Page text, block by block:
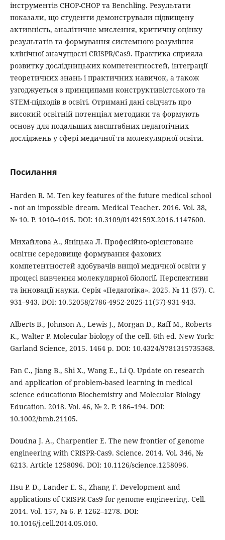
інструментів CHOP-CHOP та Benchling. Результати
показали, що студенти демонстрували підвищену
активність, аналітичне мислення, критичну оцінку
результатів та формування системного розуміння
клінічної значущості CRISPR/Cas9. Практика сприяла
розвитку дослідницьких компетентностей, інтеграції
теоретичних знань і практичних навичок, а також
узгоджується з принципами конструктивістського та
STEM-підходів в освіті. Отримані дані свідчать про
високий освітній потенціал методики та формують
основу для подальших масштабних педагогічних
досліджень у сфері медичної та молекулярної освіти.
Посилання
Harden R. M. Ten key features of the future medical school
- not an impossible dream. Medical Teacher. 2016. Vol. 38,
№ 10. P. 1010–1015. DOI: 10.3109/0142159X.2016.1147600.
Михайлова А., Яніцька Л. Професійно-орієнтоване
освітнє середовище формування фахових
компетентностей здобувачів вищої медичної освіти у
процесі вивчення молекулярної біології. Перспективи
та інновації науки. Серія «Педагогіка». 2025. № 11 (57). С.
931–943. DOI: 10.52058/2786-4952-2025-11(57)-931-943.
Alberts B., Johnson A., Lewis J., Morgan D., Raff M., Roberts
K., Walter P. Molecular biology of the cell. 6th ed. New York:
Garland Science, 2015. 1464 p. DOI: 10.4324/9781315735368.
Fan C., Jiang B., Shi X., Wang E., Li Q. Update on research
and application of problem-based learning in medical
science educationю Biochemistry and Molecular Biology
Education. 2018. Vol. 46, № 2. P. 186–194. DOI:
10.1002/bmb.21105.
Doudna J. A., Charpentier E. The new frontier of genome
engineering with CRISPR-Cas9. Science. 2014. Vol. 346, №
6213. Article 1258096. DOI: 10.1126/science.1258096.
Hsu P. D., Lander E. S., Zhang F. Development and
applications of CRISPR-Cas9 for genome engineering. Cell.
2014. Vol. 157, № 6. P. 1262–1278. DOI:
10.1016/j.cell.2014.05.010.